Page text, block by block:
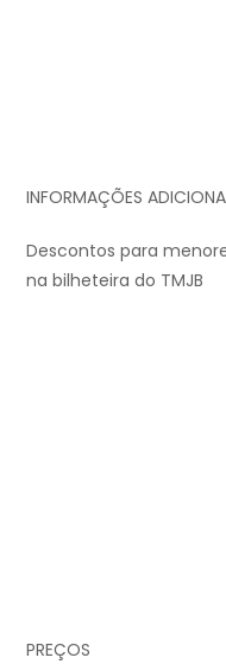
INFORMAÇÕES
Descontos para
na bilheteira do TMJB
PREÇOS